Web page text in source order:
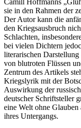
Camill Hoffmanns
sie in den Rahmen der
Der Autor kann die
den Kriegsausbruch
Schlachten,
bei vielen Dichtern
literarischen
von blutroten Flüssen
Zentrum des Artikels
Kriegslyrik mit der
Auswirkung der
deutscher Schriftsteller
eine Welt ohne
ihres Untergangs.